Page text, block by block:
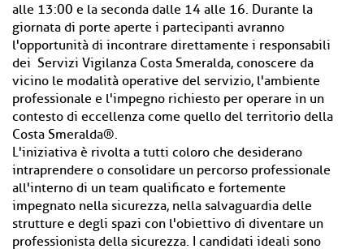
alle 13:00 e la seconda dalle 14 alle 16. Durante la
giornata di porte aperte i partecipanti avranno
l'opportunità di incontrare direttamente i responsabili
dei Servizi Vigilanza Costa Smeralda, conoscere da
vicino le modalità operative del servizio, l'ambiente
professionale e l'impegno richiesto per operare in un
contesto di eccellenza come quello del territorio della
Costa Smeralda®.
L'iniziativa è rivolta a tutti coloro che desiderano
intraprendere o consolidare un percorso professionale
all'interno di un team qualificato e fortemente
impegnato nella sicurezza, nella salvaguardia delle
strutture e degli spazi con l'obiettivo di diventare un
professionista della sicurezza. I candidati ideali sono